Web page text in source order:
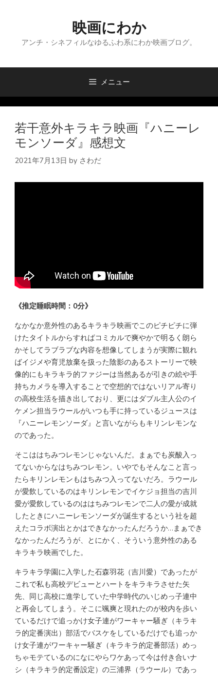
へ
映画にわか
アンチ・シネフィルなゆるふわ系にわか映画ブログ。
メニュー
若干意外キラキラ映画『ハニーレ
モンソーダ』感想文
2021年7月13日 by さわだ
《推定睡眠時間：0分》
なかなか意外性のあるキラキラ映画でこのピチピチに弾
けたタイトルからすればコミカルで爽やかで明るく朗ら
かそしてラブラブな内容を想像してしまうが実際に観れ
ばイジメや育児放棄を扱った陰影のあるストーリーで映
像的にもキラキラ的ファジーは当然あるが引きの絵や手
持ちカメラを導入することで空想的ではないリアル寄り
の高校生活を描き出しており、更にはダブル主人公のイ
ケメン担当ラウールがいつも手に持っているジュースは
『ハニーレモンソーダ』と言いながらもキリンレモンな
のであった。
そこははちみつレモンじゃないんだ。まぁでも炭酸入っ
てないからなはちみつレモン。いやでもそんなこと言っ
たらキリンレモンもはちみつ入ってないだろ。ラウール
が愛飲しているのはキリンレモンでイケジョ担当の吉川
愛が愛飲しているのははちみつレモンで二人の愛が成就
したときにハニーレモンソーダが誕生するという社を超
えたコラボ演出とかはできなかったんだろうか…まぁでき
なかったんだろうが、とにかく、そういう意外性のある
キラキラ映画でした。
キラキラ学園に入学した石森羽花（吉川愛）であったが
これで私も高校デビューとハートをキラキラさせた矢
先、同じ高校に進学していた中学時代のいじめっ子連中
と再会してしまう。そこに颯爽と現れたのが校内を歩い
ているだけで追っかけ女子連がワーキャー騒ぎ（キラキ
ラ的定番演出）部活でバスケをしているだけでも追っか
け女子連がワーキャー騒ぎ（キラキラ的定番部活）めっ
ちゃモテているのになにやらワケあって今は付き合いナ
シ（キラキラ的定番設定）の三浦界（ラウール）であっ